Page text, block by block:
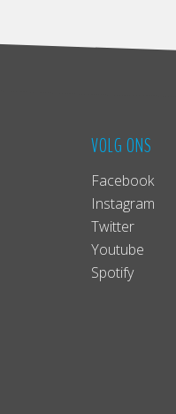
VOLG ONS
Facebook
Instagram
Twitter
Youtube
Spotify